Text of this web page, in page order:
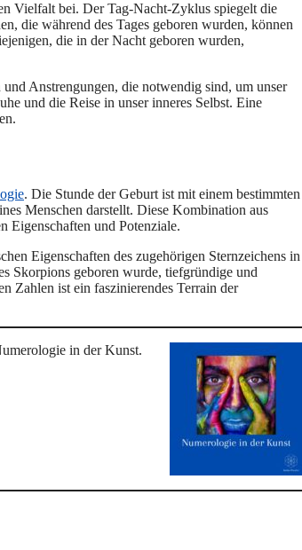
Vielfalt bei. Der Tag-Nacht-Zyklus spiegelt die
die während des Tages geboren wurden, können
die in der Nacht geboren wurden,
Anstrengungen, die notwendig sind, um unser
und die Reise in unser inneres Selbst. Eine
. Die Stunde der Geburt ist mit einem bestimmten
Menschen darstellt. Diese Kombination aus
Eigenschaften und Potenziale.
Eigenschaften des zugehörigen Sternzeichens in
Skorpions geboren wurde, tiefgründige und
Zahlen ist ein faszinierendes Terrain der
in der Kunst.